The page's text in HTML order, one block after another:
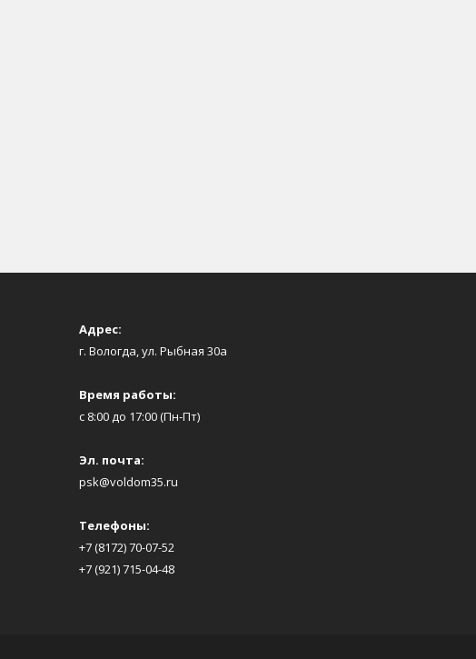
Адрес:
г. Вологда, ул. Рыбная 30а
Время работы:
с 8:00 до 17:00 (Пн-Пт)
Эл. почта:
psk@voldom35.ru
Телефоны:
+7 (8172) 70-07-52
+7 (921) 715-04-48